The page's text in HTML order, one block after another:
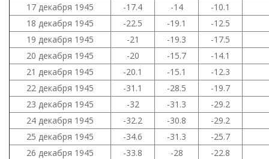
17 декабря 1945
-17.4 -14
-10.1
18 декабря 1945
-22.5 -19.1
-12.5
19 декабря 1945
-21 -19.3
-17.5
20 декабря 1945
-20 -15.7
-14.1
21 декабря 1945
-20.1 -15.1
-12.3
22 декабря 1945
-31.1 -28.5
-19.7
23 декабря 1945
-32 -31.3
-29.2
24 декабря 1945
-32.2 -30.8
-29.2
25 декабря 1945
-34.6 -31.3
-25.7
26 декабря 1945
-33.8 -28
-22.8